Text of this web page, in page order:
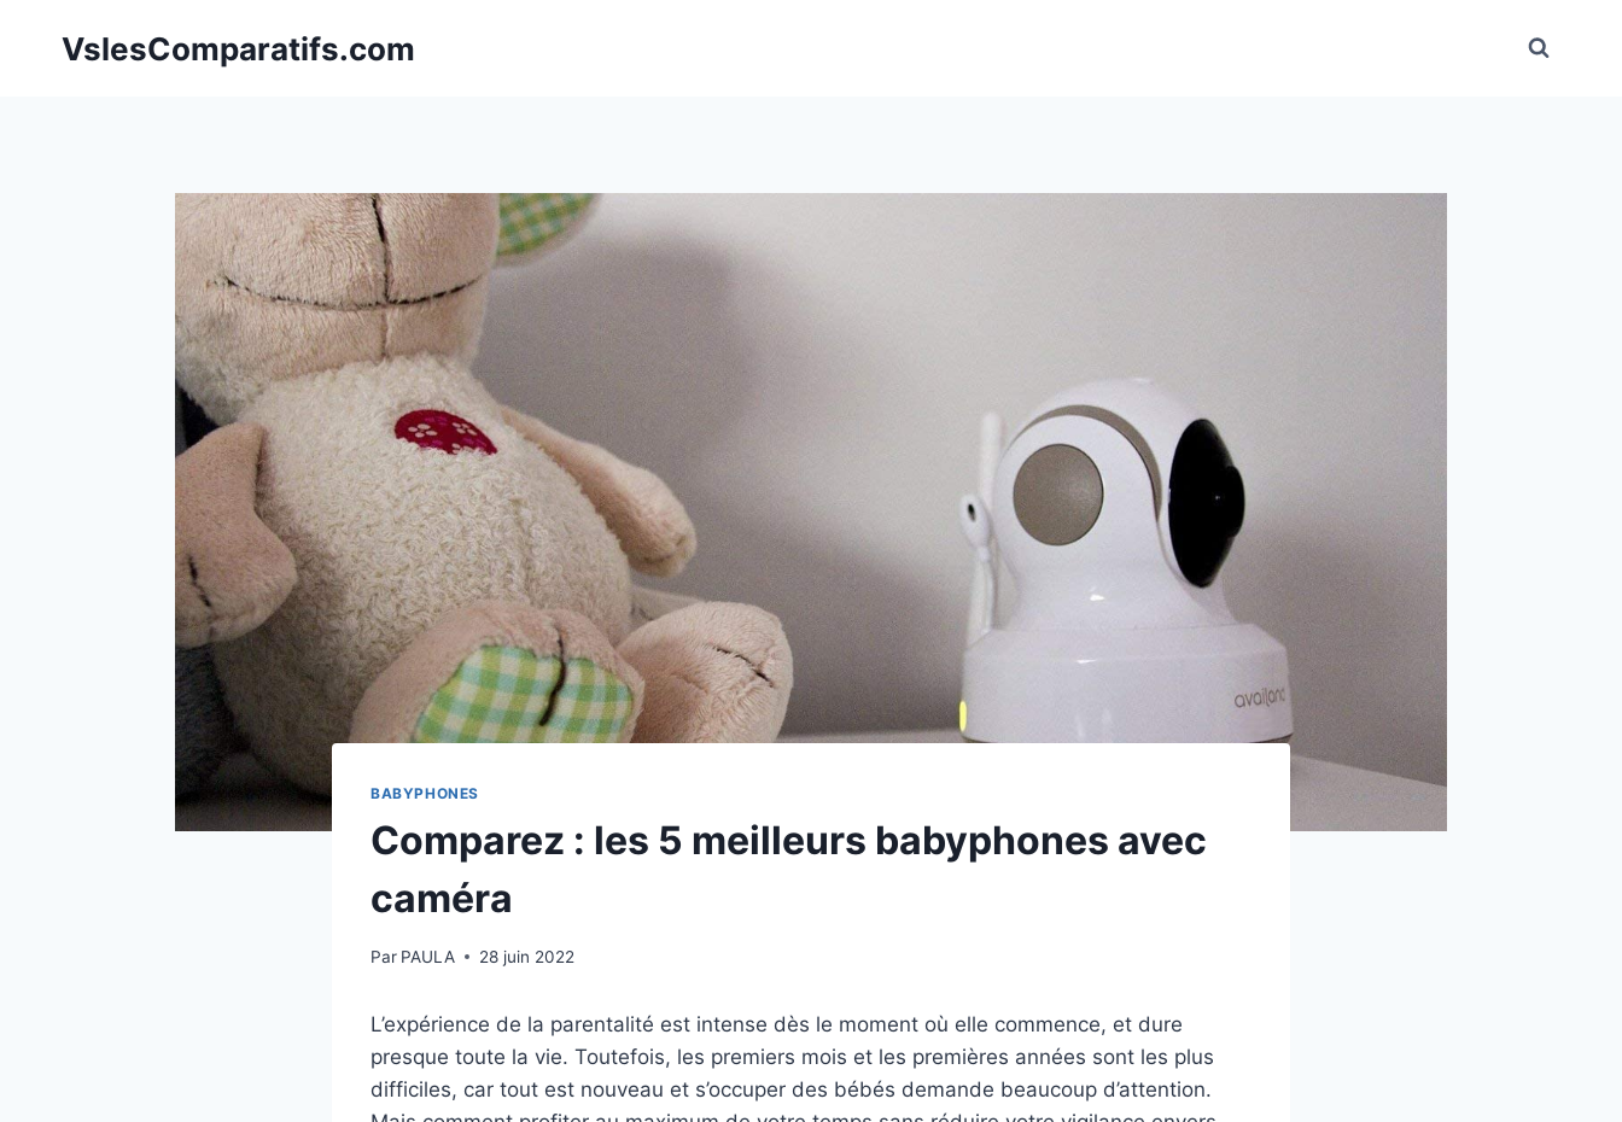
VslesComparatifs.com
BABYPHONES
Comparez : les 5 meilleurs babyphones avec
caméra
Par PAULA 28 juin 2022
L’expérience de la parentalité est intense dès le moment où elle commence, et dure
presque toute la vie. Toutefois, les premiers mois et les premières années sont les plus
difficiles, car tout est nouveau et s’occuper des bébés demande beaucoup d’attention.